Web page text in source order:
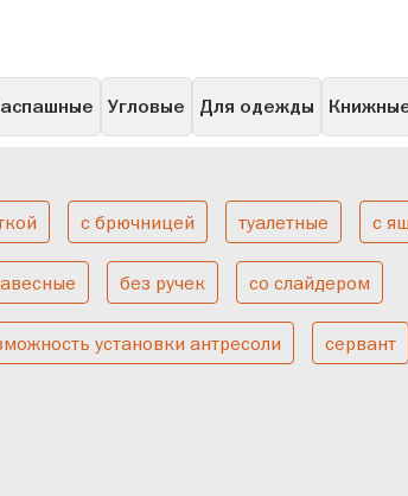
Угловые Для одежды
Двухстворчатые В
с брючницей туалетные с
без ручек со слайдером
установки антресоли сервант